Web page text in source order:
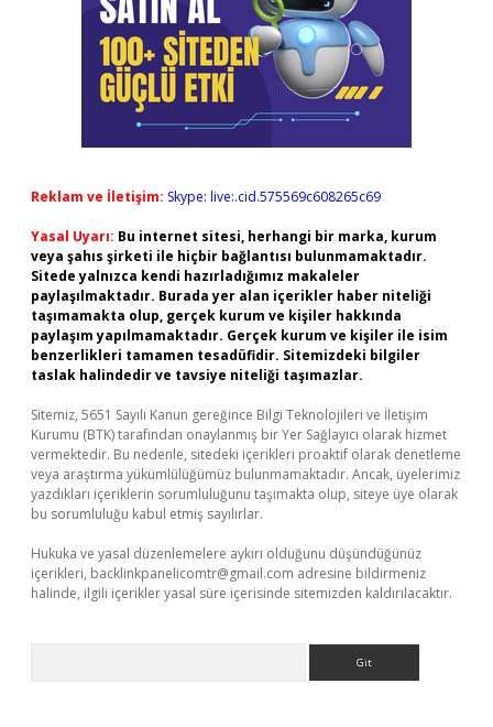
Reklam ve İletişim: Skype: live:.cid.575569c608265c69
Yasal Uyarı: Bu internet sitesi, herhangi bir marka, kurum
veya şahıs şirketi ile hiçbir bağlantısı bulunmamaktadır.
Sitede yalnızca kendi hazırladığımız makaleler
paylaşılmaktadır. Burada yer alan içerikler haber niteliği
taşımamakta olup, gerçek kurum ve kişiler hakkında
paylaşım yapılmamaktadır. Gerçek kurum ve kişiler ile isim
benzerlikleri tamamen tesadüfidir. Sitemizdeki bilgiler
taslak halindedir ve tavsiye niteliği taşımazlar.
Sitemiz, 5651 Sayılı Kanun gereğince Bilgi Teknolojileri ve İletişim
Kurumu (BTK) tarafından onaylanmış bir Yer Sağlayıcı olarak hizmet
vermektedir. Bu nedenle, sitedeki içerikleri proaktif olarak denetleme
veya araştırma yükümlülüğümüz bulunmamaktadır. Ancak, üyelerimiz
yazdıkları içeriklerin sorumluluğunu taşımakta olup, siteye üye olarak
bu sorumluluğu kabul etmiş sayılırlar.
Hukuka ve yasal düzenlemelere aykırı olduğunu düşündüğünüz
içerikleri, backlinkpanelicomtr@gmail.com adresine bildirmeniz
halinde, ilgili içerikler yasal süre içerisinde sitemizden kaldırılacaktır.